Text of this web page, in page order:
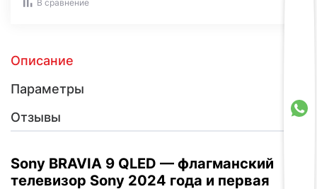
В сравнение
Описание
Параметры
Отзывы
Sony BRAVIA 9 QLED — флагманский
телевизор Sony 2024 года и первая